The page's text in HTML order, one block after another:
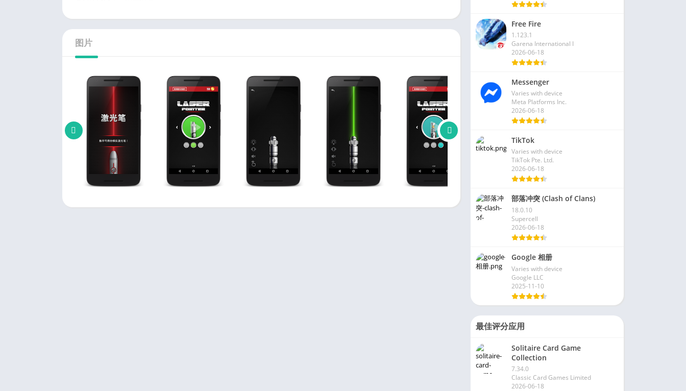
图片
Free Fire
1.123.1
Garena International I
2026-06-18
Messenger
Varies with device
Meta Platforms Inc.
2026-06-18
TikTok
Varies with device
TikTok Pte. Ltd.
2026-06-18
部落冲突 (Clash of Clans)
18.0.10
Supercell
2026-06-18
Google 相册
Varies with device
Google LLC
2025-11-10
最佳评分应用
Solitaire Card Game
Collection
7.34.0
Classic Card Games Limited
2026-06-18